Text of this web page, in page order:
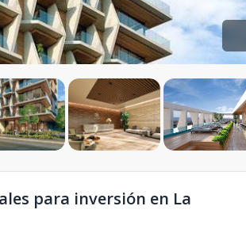
para inversión en La